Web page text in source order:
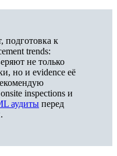
подготовка к
trends:
не только
но и evidence её
inspections и
аудиты перед